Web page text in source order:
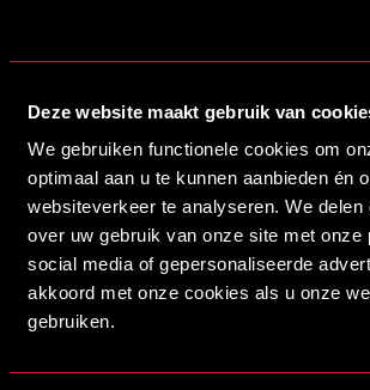
Deze website maakt gebruik van
We gebruiken functionele cookies om
optimaal aan u te kunnen aanbieden én
websiteverkeer te analyseren. We delen
over uw gebruik van onze site met onze
social media of gepersonaliseerde
akkoord met onze cookies als u onze
gebruiken.
Aantal personen (Vereist)
Opmerkingen